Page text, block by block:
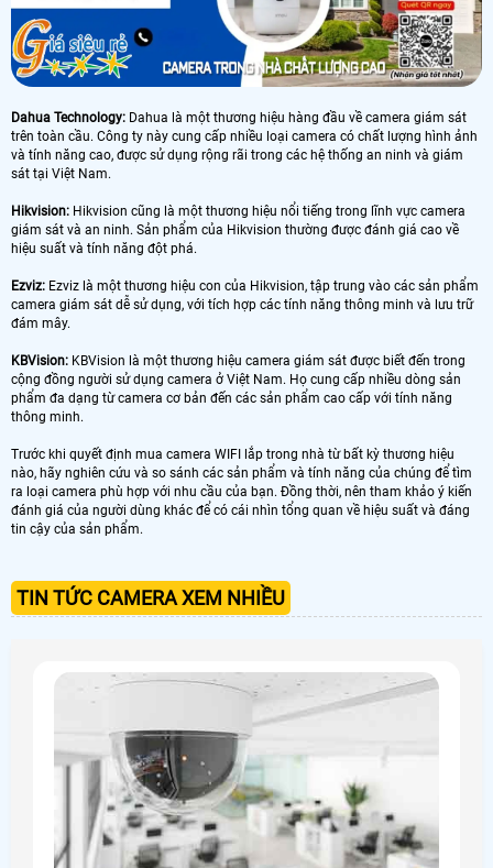
Dahua Technology: Dahua là một thương hiệu hàng đầu về camera giám sát
trên toàn cầu. Công ty này cung cấp nhiều loại camera có chất lượng hình ảnh
và tính năng cao, được sử dụng rộng rãi trong các hệ thống an ninh và giám
sát tại Việt Nam.
Hikvision: Hikvision cũng là một thương hiệu nổi tiếng trong lĩnh vực camera
giám sát và an ninh. Sản phẩm của Hikvision thường được đánh giá cao về
hiệu suất và tính năng đột phá.
Ezviz: Ezviz là một thương hiệu con của Hikvision, tập trung vào các sản phẩm
camera giám sát dễ sử dụng, với tích hợp các tính năng thông minh và lưu trữ
đám mây.
KBVision: KBVision là một thương hiệu camera giám sát được biết đến trong
cộng đồng người sử dụng camera ở Việt Nam. Họ cung cấp nhiều dòng sản
phẩm đa dạng từ camera cơ bản đến các sản phẩm cao cấp với tính năng
thông minh.
Trước khi quyết định mua camera WIFI lắp trong nhà từ bất kỳ thương hiệu
nào, hãy nghiên cứu và so sánh các sản phẩm và tính năng của chúng để tìm
ra loại camera phù hợp với nhu cầu của bạn. Đồng thời, nên tham khảo ý kiến ​​
đánh giá của người dùng khác để có cái nhìn tổng quan về hiệu suất và đáng
tin cậy của sản phẩm.
TIN TỨC CAMERA XEM NHIỀU